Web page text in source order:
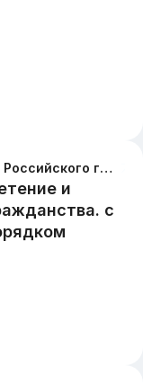
Тема приобретение и прекращение Российского гражданства. с порядком приобретения и порядком прекращения